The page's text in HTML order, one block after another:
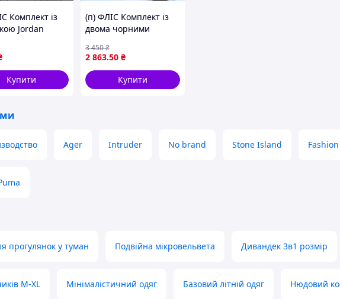
Комплект із
Jordan
жилетка)
Купити
(п) ФЛІС Комплект із
двома чорними
2 863.50 ₴
3 450₴
Купити
Ager Intruder No brand Stone Island
прогулянок у туман Подвійна мікровельвета Дивандек 3в1 розмір
M-XL Мінімалістичний одяг Базовий літній одяг Нюдовий